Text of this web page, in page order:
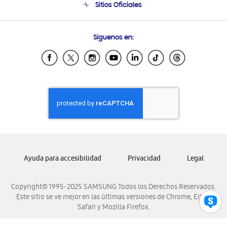
Condiciones de Compra
Soporte vía eMail
Sitios Oficiales
Samsung Ecuador
Samsung El Salvador
Samsung Honduras
Samsung Nicaragua
Samsung Panamá
Samsung Venezuela
Síguenos en:
Copyright© 1995-2025 SAMSUNG Todos los Derechos Reservados.
Este sitio se ve mejor en las últimas versiones de Chrome, Edge,
Safari y Mozilla Firefox.
Ayuda para accesibilidad Privacidad Legal